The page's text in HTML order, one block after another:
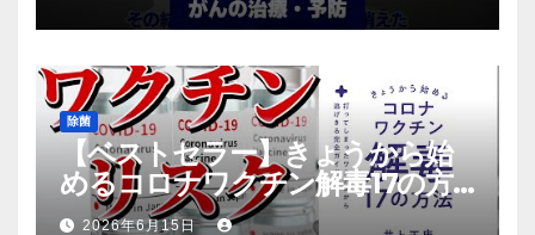
除菌
【ベストセラー】きょうから始
めるコロナワクチン解毒17の方
法【本要約】
2026年6月15日